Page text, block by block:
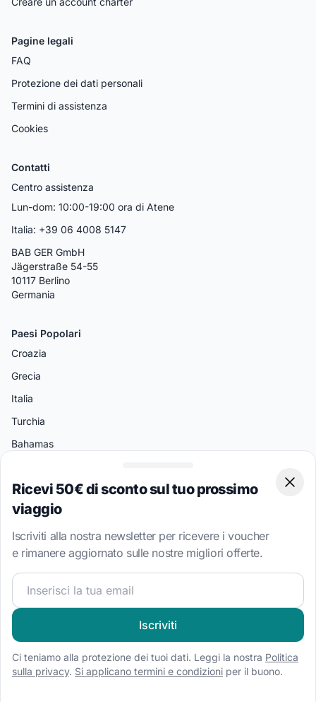
Pagine legali
FAQ
Protezione dei dati personali
Termini di assistenza
Cookies
Contatti
Centro assistenza
Lun-dom: 10:00-19:00 ora di Atene
Italia: +39 06 4008 5147
BAB GER GmbH
Jägerstraße 54-55
10117 Berlino
Germania
Paesi Popolari
Croazia
Grecia
Italia
Turchia
Bahamas
Destinazioni Popolari
Amalfi
Palermo
Atene
Bodrum
Miami
Tipi di Barche
Ricevi 50€ di sconto sul tuo prossimo
viaggio
Iscriviti alla nostra newsletter per ricevere i voucher
e rimanere aggiornato sulle nostre migliori offerte.
Unisciti alla nostra community velica e ricevi contenuti
Iscriviti
Ci teniamo alla protezione dei tuoi dati. Leggi la nostra Politica
sulla privacy. Si applicano termini e condizioni per il buono.